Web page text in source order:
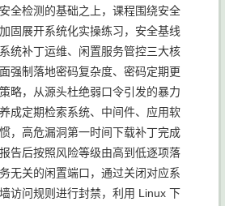
全检测的基础之上，课程围绕安全
固展开系统化实操练习，安全基线
统补丁运维、闲置服务管控三大核
强制落地密码复杂度、密码定期更
略，从源头杜绝弱口令引发的暴力
成定期检索系统、中间件、应用软
，高危漏洞第一时间下载补丁完成
告后按照风险等级由高到低逐项落
无关的闲置端口，通过关闭对应系
访问规则进行封禁，利用 Linux 下